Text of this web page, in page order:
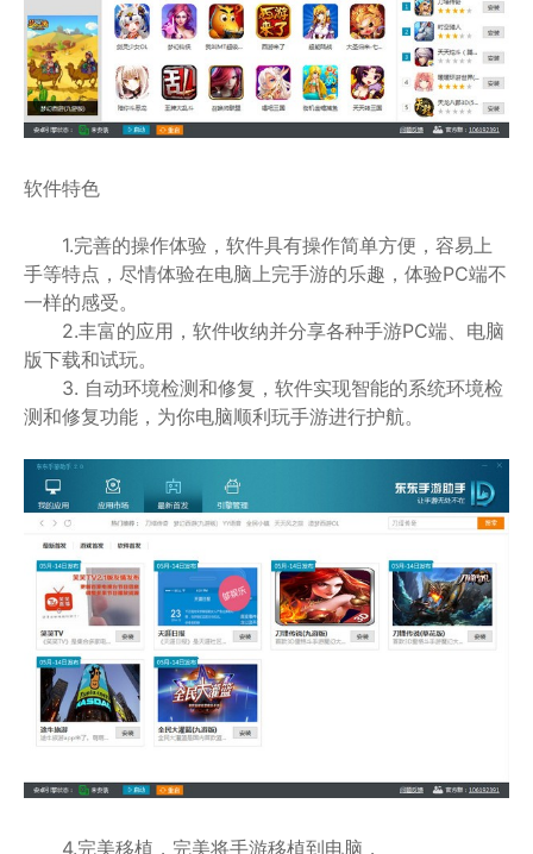
软件特色
1.完善的操作体验，软件具有操作简单方便，容易上
手等特点，尽情体验在电脑上完手游的乐趣，体验PC端不
一样的感受。
2.丰富的应用，软件收纳并分享各种手游PC端、电脑
版下载和试玩。
3. 自动环境检测和修复，软件实现智能的系统环境检
测和修复功能，为你电脑顺利玩手游进行护航。
4.完美移植，完美将手游移植到电脑，